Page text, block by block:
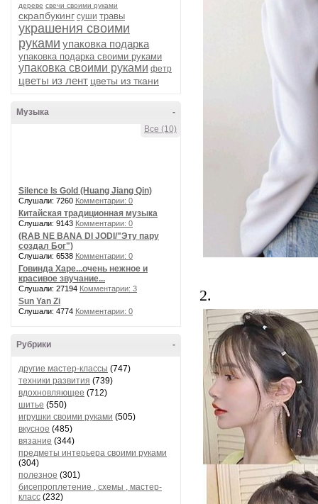
дереве свечи своими руками
скрапбукинг суши травы
украшения своими
руками упаковка подарка
упаковка подарка своими руками
упаковка своими руками фетр
цветы из лент цветы из ткани
-
Музыка
Все (10)
Silence Is Gold (Huang Jiang Qin)
Слушали: 7260 Комментарии: 0
Китайская традиционная музыка
Слушали: 9143 Комментарии: 0
(RAB NE BANA DI JODI/"Эту пару
создал Бог")
Слушали: 6538 Комментарии: 0
Говинда Харе...очень нежное и
красивое звучание...
Слушали: 27194 Комментарии: 3
Sun Yan Zi
Слушали: 4774 Комментарии: 0
-
Рубрики
другие мастер-классы (747)
техники развития (739)
вдохновляющее (712)
шитье (550)
игрушки своими руками (505)
вкусное (485)
вязание (344)
предметы интерьера своими руками
(304)
полезное (301)
бисепроплетение , схемы , мастер-
класс (232)
2.